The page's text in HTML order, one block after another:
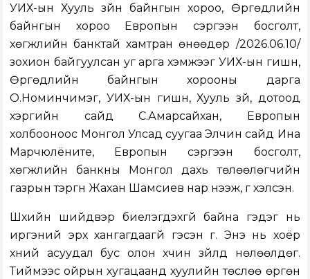
УИХ-ын Хууль зүйн байнгын хороо, Өргөдлийн
байнгын хороо Европын сэргээн босголт,
хөгжлийн банктай хамтран өнөөдөр /2026.06.10/
зохион байгуулсан уг арга хэмжээг УИХ-ын гишүүн,
Өргөдлийн байнгын хорооны дарга
О.Номинчимэг, УИХ-ын гишүүн, Хууль зүй, дотоод
хэргийн сайд С.Амарсайхан, Европын
холбооноос Монгол Улсад суугаа Элчин сайд Ина
Марчюлёните, Европын сэргээн босголт,
хөгжлийн банкны Монгол дахь төлөөлөгчийн
газрын тэргүүн Жахан Шамсиев нар нээж, үг хэлсэн.
Шүүхийн шийдвэр биелэгдэхгүй байна гэдэг нь
иргэний эрх хангагдаагүй гэсэн үг. Энэ нь хоёр
хүний асуудал бус олон хүчин зүйлд нөлөөлдөг.
Тиймээс ойрын хугацаанд хуулийн төслөө өргөн